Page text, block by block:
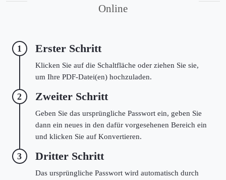
Online
1 Erster Schritt
Klicken Sie auf die Schaltfläche oder ziehen Sie sie,
um Ihre PDF-Datei(en) hochzuladen.
2 Zweiter Schritt
Geben Sie das ursprüngliche Passwort ein, geben Sie
dann ein neues in den dafür vorgesehenen Bereich ein
und klicken Sie auf Konvertieren.
3 Dritter Schritt
Das ursprüngliche Passwort wird automatisch durch